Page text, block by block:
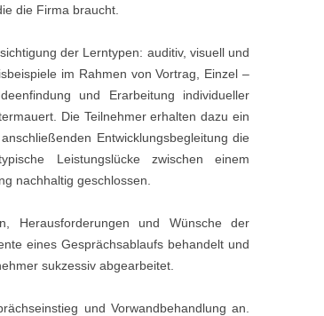
die Firma braucht.
der Lerntypen: auditiv, visuell und
im Rahmen von Vortrag, Einzel –
und Erarbeitung individueller
Die Teilnehmer erhalten dazu ein
Entwicklungsbegleitung die
Leistungslücke zwischen einem
nachhaltig geschlossen.
Herausforderungen und Wünsche der
eines Gesprächsablaufs behandelt und
sukzessiv abgearbeitet.
und Vorwandbehandlung an.